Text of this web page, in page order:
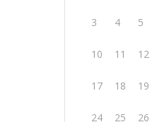
3 4 5
10 11 12
17 18 19
24 25 26